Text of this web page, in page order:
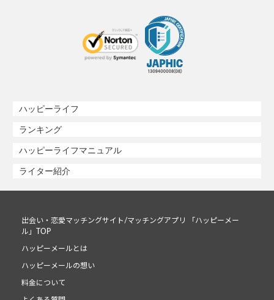
ハッピーライフ
ランキング
ハッピーライフマニュアル
ライター紹介
出会い・恋愛マッチングサイト/マッチングアプリ 「ハッピーメー
ル」TOP
ハッピーメールとは
ハッピーメールの想い
料金について